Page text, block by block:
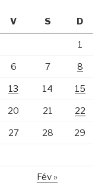
V S D
1
6 7 8
13 14 15
20 21 22
27 28 29
Fév »